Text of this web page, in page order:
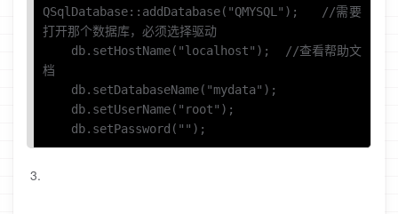
QSqlDatabase::addDatabase("QMYSQL");   //需要
打开那个数据库，必须选择驱动
档
    db.setPassword("");
3.